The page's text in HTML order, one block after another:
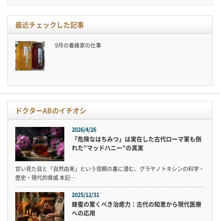
最近チェックした記事
9月の養蜂家の仕事
ドクターABのイチオシ
2026/4/26
「危険なはちみつ」は実在した古代ローマ軍も倒
れた”マッドハニー”の真実
甘い見た目と「自然由来」という信頼の裏に潜む、グラヤノトキシンの科学・
歴史・現代的脅威 本記…
2025/12/31
蜂蜜の驚くべき治癒力：古代の知恵から現代医療
への応用